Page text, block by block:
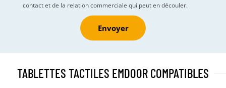
contact et de la relation commerciale qui peut en découler.
Envoyer
TABLETTES TACTILES EMDOOR COMPATIBLES